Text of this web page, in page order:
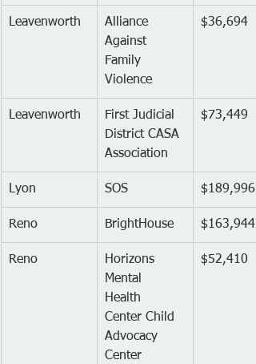
Leavenworth
Alliance
Against
Family
Violence
$36,694
Leavenworth
First Judicial
District CASA
Association
$73,449
Lyon SOS $189,996
Reno BrightHouse $163,944
Reno
Horizons
Mental
Health
Center Child
Advocacy
Center
$52,410